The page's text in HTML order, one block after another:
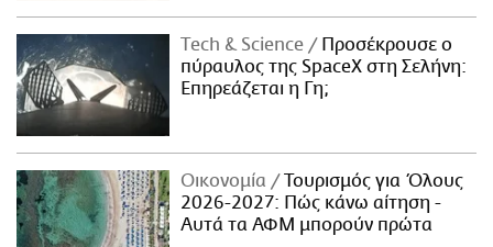
Τech & Science
Προσέκρουσε ο
πύραυλος της SpaceX στη Σελήνη:
Επηρεάζεται η Γη;
Οικονομία
Τουρισμός για Όλους
2026-2027: Πώς κάνω αίτηση -
Αυτά τα ΑΦΜ μπορούν πρώτα